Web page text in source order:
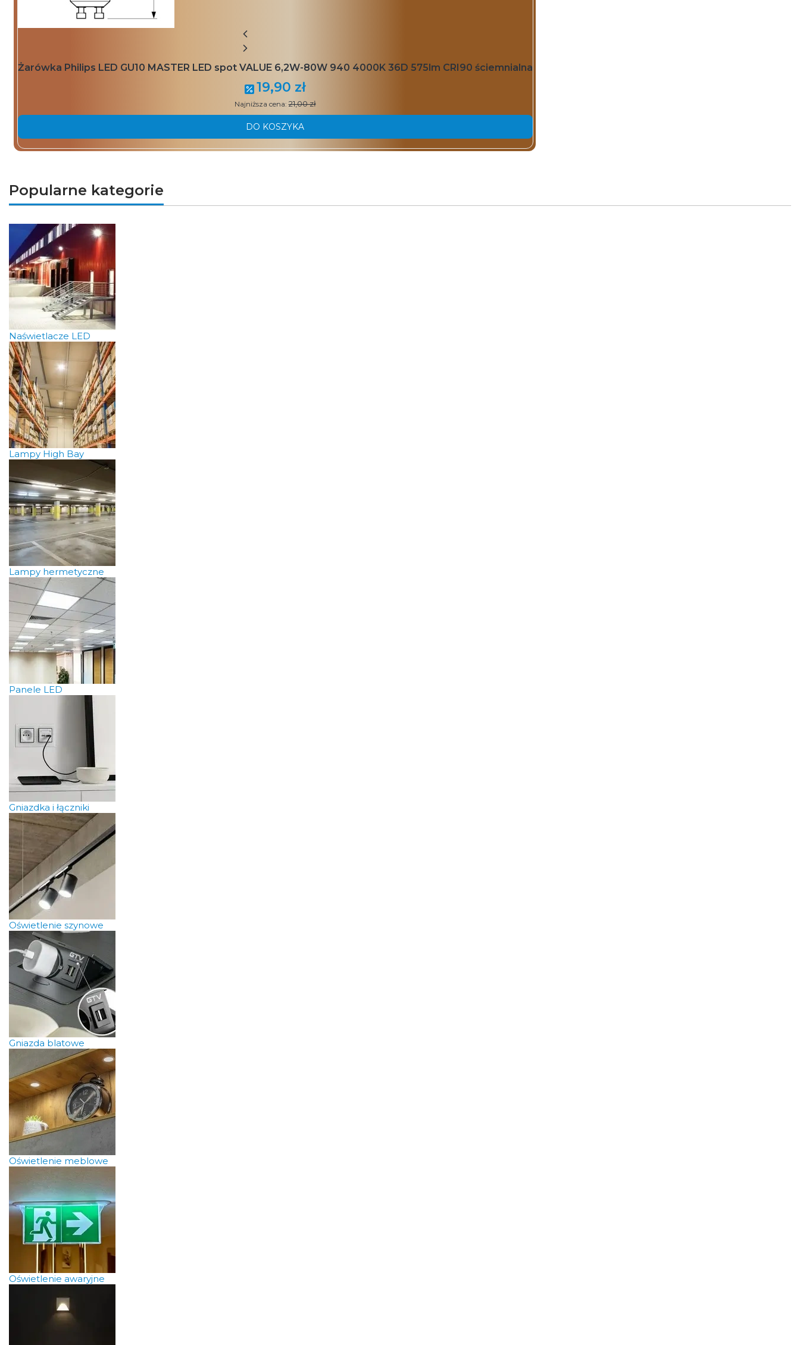
Żarówka Philips LED GU10 MASTER LED spot VALUE 6,2W-80W 940 4000K 36D 575lm CRI90 ściemnialna
19,90 zł
Najniższa cena: 21,00 zł
DO KOSZYKA
Popularne kategorie
Naświetlacze LED
Lampy High Bay
Lampy hermetyczne
Panele LED
Gniazdka i łączniki
Oświetlenie szynowe
Gniazda blatowe
Oświetlenie meblowe
Oświetlenie awaryjne